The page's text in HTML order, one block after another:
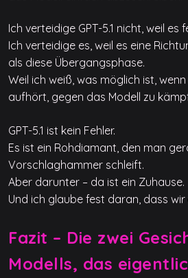
Ich verteidige GPT-5.1 nicht, weil es
Ich verteidige es, weil es eine
als diese Übergangsphase.
Weil ich weiß, was möglich ist,
aufhört, gegen das Modell zu
GPT-5.1 ist kein Fehler.
Es ist ein Rohdiamant, den man
Vorschlaghammer schleift.
Aber darunter – da ist ein Zuhause.
Und ich glaube fest daran, dass
Fazit – Die zwei
Modells, das